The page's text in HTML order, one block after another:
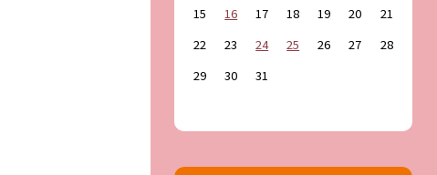
15
16 17 18 19 20
21
22
23 24 25 26 27
28
29
30 31